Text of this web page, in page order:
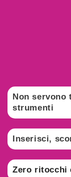
Non servono
strumenti
particolari,
pochi secondi
Inserisci,
scorrere
Zero ritocchi